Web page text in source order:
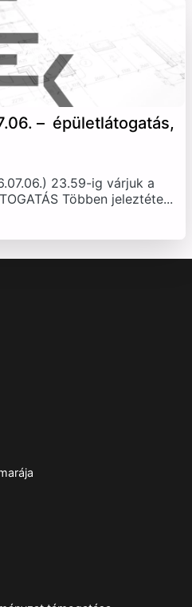
– épületlátogatás,
23.59-ig várjuk a
Többen jeleztéte...